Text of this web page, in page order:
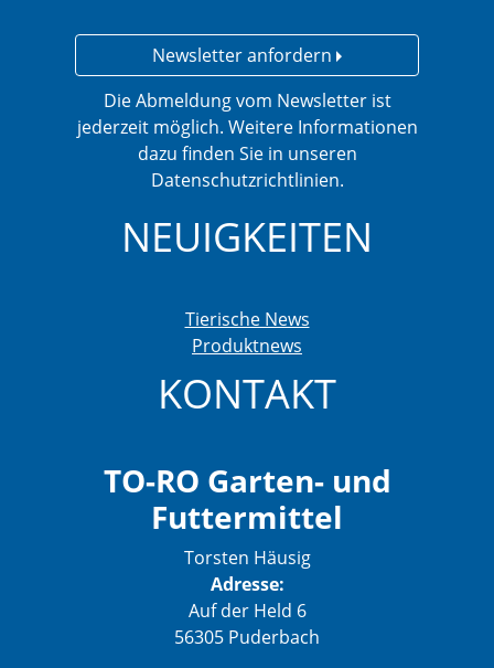
Newsletter anfordern
Die Abmeldung vom Newsletter ist
jederzeit möglich. Weitere Informationen
dazu finden Sie in unseren
Datenschutzrichtlinien.
NEUIGKEITEN
Tierische News
Produktnews
KONTAKT
TO-RO Garten- und
Futtermittel
Torsten Häusig
Adresse:
Auf der Held 6
56305 Puderbach